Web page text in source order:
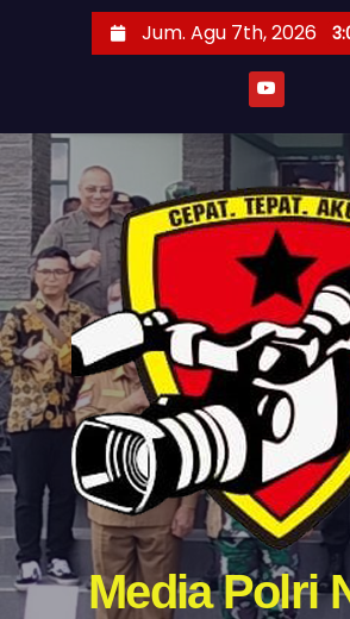
t
o
c
o
n
t
e
n
t
Jum. Agu 7th, 2026
Media Polri